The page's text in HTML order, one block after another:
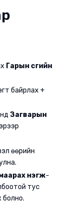
Гарын үсгийн
байрлах +
Загварын
өөрийн
нэгж-
тус
болно.